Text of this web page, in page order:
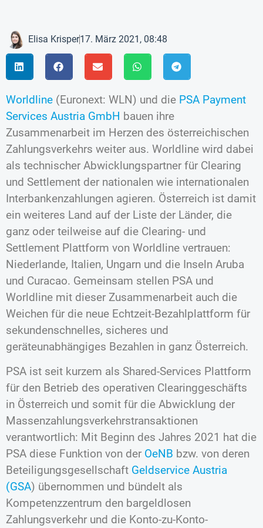
Elisa Krisper17. März 2021, 08:48
Worldline (Euronext: WLN) und die PSA Payment
Services Austria GmbH bauen ihre
Zusammenarbeit im Herzen des österreichischen
Zahlungsverkehrs weiter aus. Worldline wird dabei
als technischer Abwicklungspartner für Clearing
und Settlement der nationalen wie internationalen
Interbankenzahlungen agieren. Österreich ist damit
ein weiteres Land auf der Liste der Länder, die
ganz oder teilweise auf die Clearing- und
Settlement Plattform von Worldline vertrauen:
Niederlande, Italien, Ungarn und die Inseln Aruba
und Curacao. Gemeinsam stellen PSA und
Worldline mit dieser Zusammenarbeit auch die
Weichen für die neue Echtzeit-Bezahlplattform für
sekundenschnelles, sicheres und
geräteunabhängiges Bezahlen in ganz Österreich.
PSA ist seit kurzem als Shared-Services Plattform
für den Betrieb des operativen Clearinggeschäfts
in Österreich und somit für die Abwicklung der
Massenzahlungsverkehrstransaktionen
verantwortlich: Mit Beginn des Jahres 2021 hat die
PSA diese Funktion von der OeNB bzw. von deren
Beteiligungsgesellschaft Geldservice Austria
(GSA) übernommen und bündelt als
Kompetenzzentrum den bargeldlosen
Zahlungsverkehr und die Konto-zu-Konto-